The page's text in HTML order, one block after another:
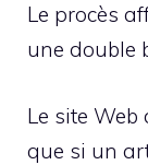
Le procès
une double
Le site
que si un